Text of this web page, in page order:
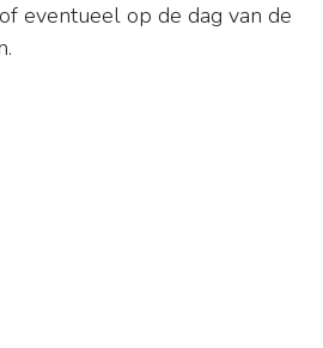
eventueel op de dag van de